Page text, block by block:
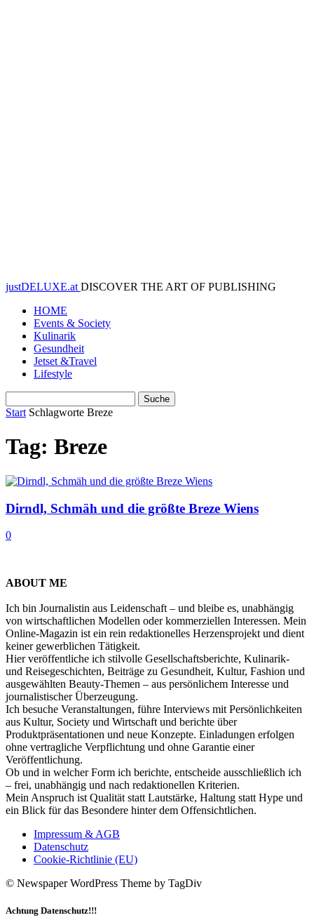
justDELUXE.at DISCOVER THE ART OF PUBLISHING
HOME
Events & Society
Kulinarik
Gesundheit
Jetset &Travel
Lifestyle
Start Schlagworte Breze
Tag: Breze
Dirndl, Schmäh und die größte Breze Wiens
0
ABOUT ME
Ich bin Journalistin aus Leidenschaft – und bleibe es, unabhängig
von wirtschaftlichen Modellen oder kommerziellen Interessen. Mein
Online-Magazin ist ein rein redaktionelles Herzensprojekt und dient
keiner gewerblichen Tätigkeit.
Hier veröffentliche ich stilvolle Gesellschaftsberichte, Kulinarik-
und Reisegeschichten, Beiträge zu Gesundheit, Kultur, Fashion und
ausgewählten Beauty-Themen – aus persönlichem Interesse und
journalistischer Überzeugung.
Ich besuche Veranstaltungen, führe Interviews mit Persönlichkeiten
aus Kultur, Society und Wirtschaft und berichte über
Produktpräsentationen und neue Konzepte. Einladungen erfolgen
ohne vertragliche Verpflichtung und ohne Garantie einer
Veröffentlichung.
Ob und in welcher Form ich berichte, entscheide ausschließlich ich
– frei, unabhängig und nach redaktionellen Kriterien.
Mein Anspruch ist Qualität statt Lautstärke, Haltung statt Hype und
ein Blick für das Besondere hinter dem Offensichtlichen.
Impressum & AGB
Datenschutz
Cookie-Richtlinie (EU)
© Newspaper WordPress Theme by TagDiv
Achtung Datenschutz!!!